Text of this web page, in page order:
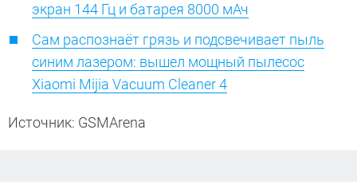
экран 144 Гц и батарея 8000 мАч
Сам распознаёт грязь и подсвечивает пыль
синим лазером: вышел мощный пылесос
Xiaomi Mijia Vacuum Cleaner 4
Источник: GSMArena